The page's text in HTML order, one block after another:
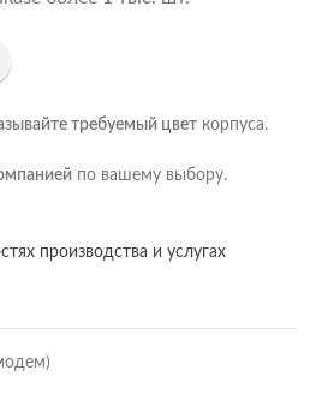
требуемый цвет корпуса.
по вашему выбору.
производства и услугах